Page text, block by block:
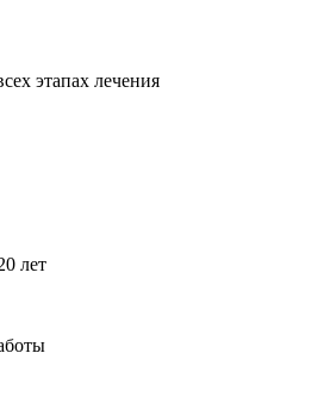
этапах лечения
лет